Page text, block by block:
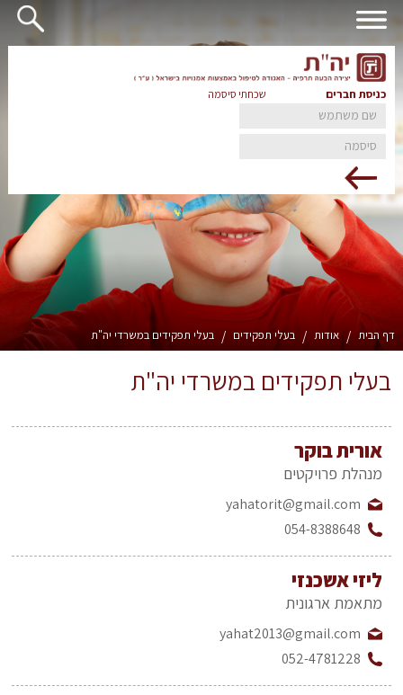
כניסת חברים שכחתי סיסמה
דף הבית / אודות / בעלי תפקידים / בעלי תפקידים במשרדי יה"ת
בעלי תפקידים במשרדי יה"ת
אורית בוקר
מנהלת פרויקטים
yahatorit@gmail.com
054-8388648
ליזי אשכנזי
מתאמת ארגונית
yahat2013@gmail.com
052-4781228